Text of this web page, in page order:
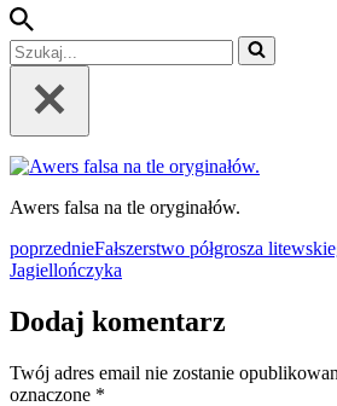
Szukaj...
Awers falsa na tle oryginałów.
poprzednieFałszerstwo półgrosza
Jagiellończyka
Dodaj komentarz
Twój adres email nie zostanie
oznaczone *